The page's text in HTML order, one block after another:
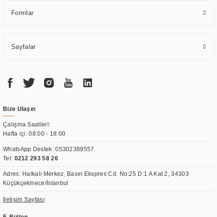
Formlar
Sayfalar
Bize Ulaşın
Çalışma Saatleri:
Hafta içi: 08:00 - 18:00
WhatsApp Destek:05302389557
Tel: 0212 293 58 26
Adres: Halkalı Merkez, Basın Ekspres Cd. No:25 D:1 A Kat 2, 34303
Küçükçekmece/İstanbul
İletişim Sayfası